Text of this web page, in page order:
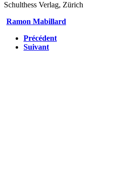
Schulthess Verlag, Zürich
Ramon Mabillard
Précédent
Suivant